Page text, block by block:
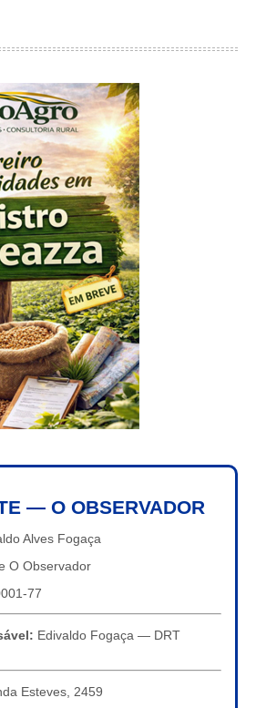
— O OBSERVADOR
Alves Fogaça
O Observador
77
Edivaldo Fogaça — DRT
Esteves, 2459